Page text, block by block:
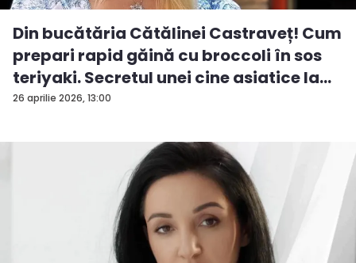
26 aprilie 2026, 13:00
Din bucătăria Cătălinei Castraveț! Cum
prepari rapid găină cu broccoli în sos
teriyaki. Secretul unei cine asiatice la
ti...